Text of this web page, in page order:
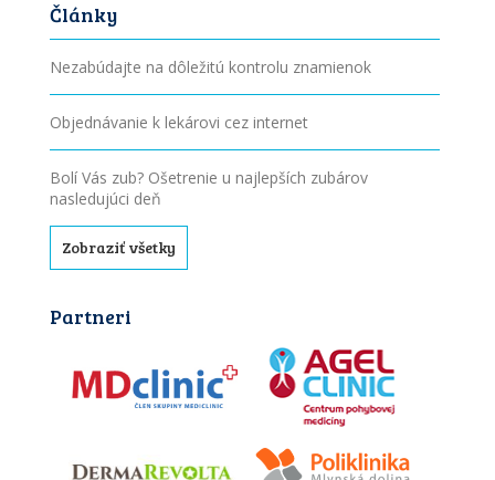
Články
Nezabúdajte na dôležitú kontrolu znamienok
Objednávanie k lekárovi cez internet
Bolí Vás zub? Ošetrenie u najlepších zubárov
nasledujúci deň
Zobraziť všetky
Partneri